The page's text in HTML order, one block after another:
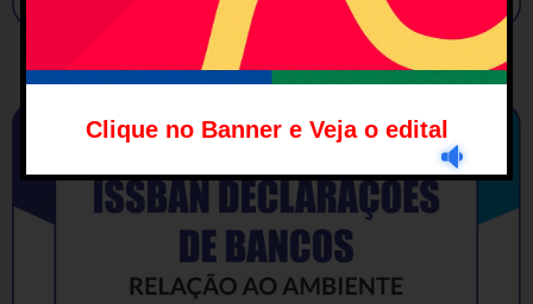
Clique no Banner e Veja o edital